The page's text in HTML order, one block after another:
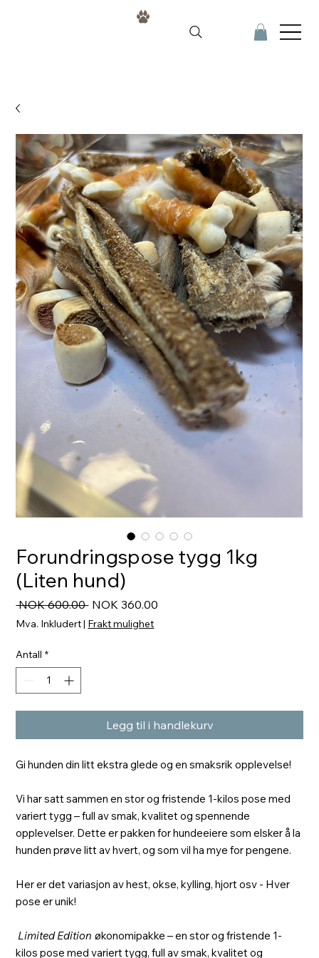
Forundringspose tygg 1kg
(Liten hund)
NOK 600.00 Vanlig
pris
NOK 360.00
Mva. Inkludert| Frakt mulighet
Antall *
Legg til i handlekurv
Gi hunden din litt ekstra glede og en smaksrik opplevelse!
Vi har satt sammen en stor og fristende 1-kilos pose med
variert tygg – full av smak, kvalitet og spennende
opplevelser. Dette er pakken for hundeeiere som elsker å la
hunden prøve litt av hvert, og som vil ha mye for pengene.
Her er det variasjon av hest, okse, kylling, hjort osv - Hver
pose er unik!
Limited Edition økonomipakke – en stor og fristende 1-
kilos pose med variert tygg, full av smak, kvalitet og